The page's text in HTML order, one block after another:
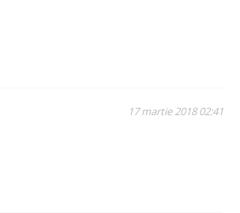
17 martie 2018 02:41